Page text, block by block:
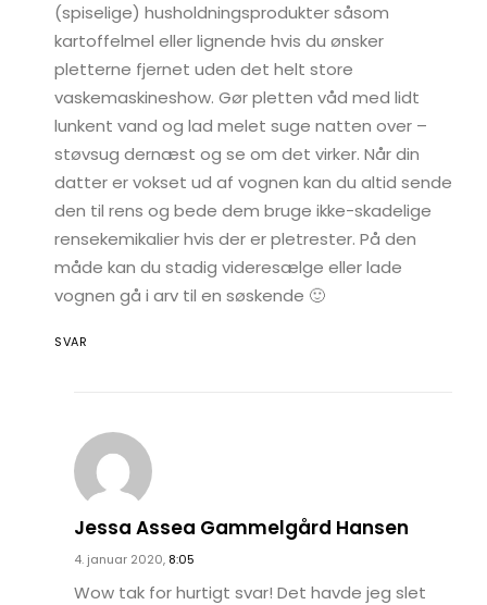
(spiselige) husholdningsprodukter såsom
kartoffelmel eller lignende hvis du ønsker
pletterne fjernet uden det helt store
vaskemaskineshow. Gør pletten våd med lidt
lunkent vand og lad melet suge natten over –
støvsug dernæst og se om det virker. Når din
datter er vokset ud af vognen kan du altid sende
den til rens og bede dem bruge ikke-skadelige
rensekemikalier hvis der er pletrester. På den
måde kan du stadig videresælge eller lade
vognen gå i arv til en søskende 🙂
SVAR
Jessa Assea Gammelgård Hansen
4. januar 2020, 8:05
Wow tak for hurtigt svar! Det havde jeg slet